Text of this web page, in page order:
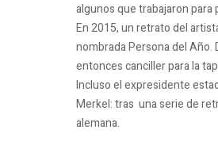
algunos que trabajaron
En 2015, un retrato del
nombrada Persona del Año.
entonces canciller para la
Incluso el expresidente
Merkel: tras una serie de
alemana.